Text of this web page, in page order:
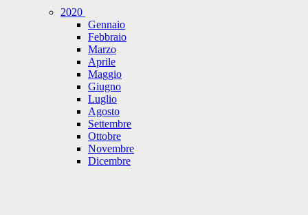
2020
Gennaio
Febbraio
Marzo
Aprile
Maggio
Giugno
Luglio
Agosto
Settembre
Ottobre
Novembre
Dicembre